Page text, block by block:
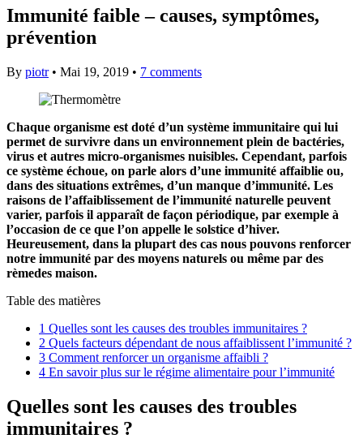
Immunité faible – causes, symptômes,
prévention
By piotr• Mai 19, 2019 • 7 comments
Chaque organisme est doté d’un système immunitaire qui lui
permet de survivre dans un environnement plein de bactéries,
virus et autres micro-organismes nuisibles. Cependant, parfois
ce système échoue, on parle alors d’une immunité affaiblie ou,
dans des situations extrêmes, d’un manque d’immunité. Les
raisons de l’affaiblissement de l’immunité naturelle peuvent
varier, parfois il apparaît de façon périodique, par exemple à
l’occasion de ce que l’on appelle le solstice d’hiver.
Heureusement, dans la plupart des cas nous pouvons renforcer
notre immunité par des moyens naturels ou même par des
rèmedes maison.
Table des matières
1 Quelles sont les causes des troubles immunitaires ?
2 Quels facteurs dépendant de nous affaiblissent l’immunité ?
3 Comment renforcer un organisme affaibli ?
4 En savoir plus sur le régime alimentaire pour l’immunité
Quelles sont les causes des troubles
immunitaires ?